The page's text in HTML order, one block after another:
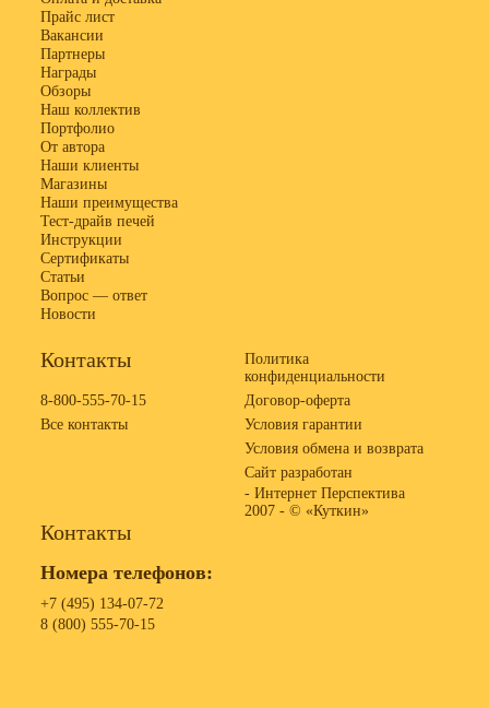
Прайс лист
Вакансии
Партнеры
Награды
Обзоры
Наш коллектив
Портфолио
От автора
Наши клиенты
Магазины
Наши преимущества
Тест-драйв печей
Инструкции
Сертификаты
Статьи
Вопрос — ответ
Новости
Контакты
8-800-555-70-15
Все контакты
Политика
конфиденциальности
Договор-оферта
Условия гарантии
Условия обмена и возврата
Сайт разработан
- Интернет Перспектива
2007 - © «Куткин»
Контакты
Номера телефонов:
+7 (495) 134-07-72
8 (800) 555-70-15